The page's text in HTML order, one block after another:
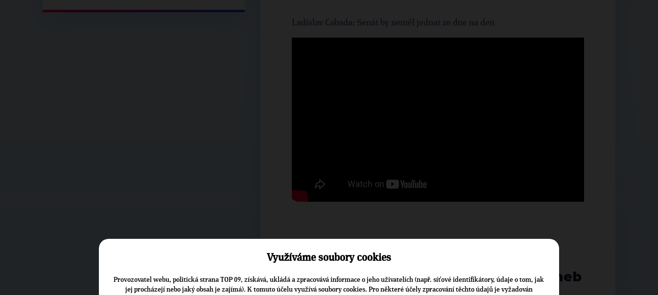
Ladislav Cabada: Senát by neměl jednat ze dne na den
Vítězslav Padevět
Kandidát do Senátu za obvod č. 3 - Cheb
Využíváme soubory cookies
Provozovatel webu, politická strana TOP 09, získává, ukládá a zpracovává informace o jeho uživatelích (např. síťové identifikátory, údaje o tom, jak
jej procházejí nebo jaký obsah je zajímá). K tomuto účelu využívá soubory cookies. Pro některé účely zpracování těchto údajů je vyžadován